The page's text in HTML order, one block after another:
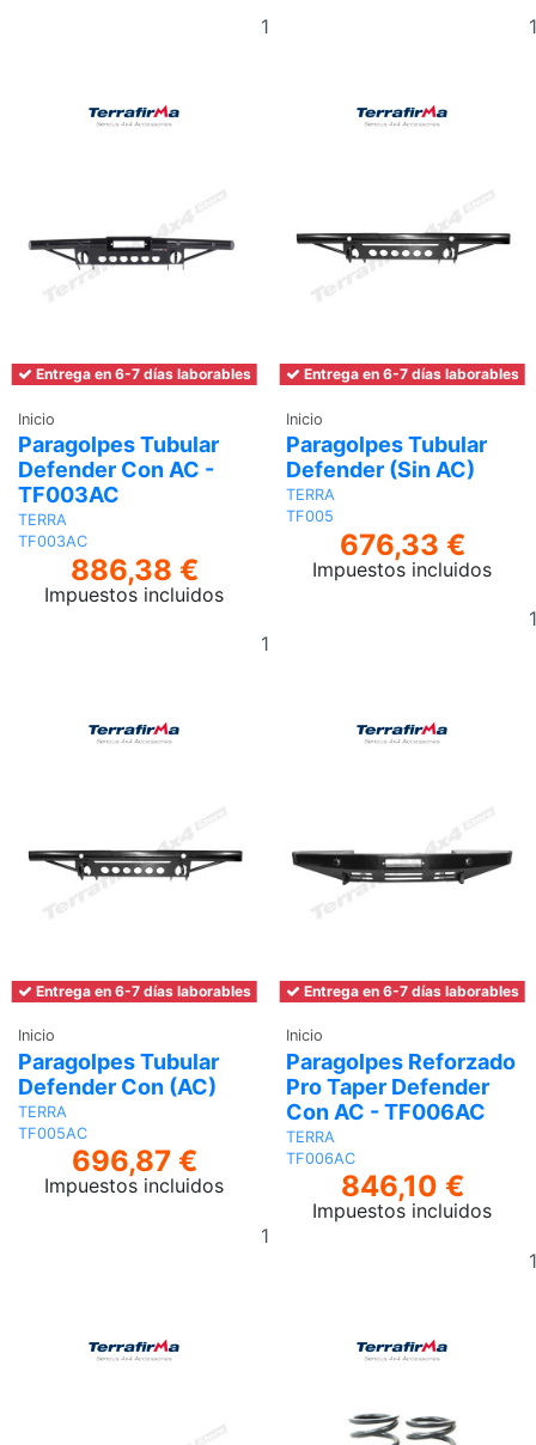
Entrega en 6-7 días laborables
Inicio
Paragolpes Tubular
Defender Con AC -
TF003AC
TERRA
TF003AC
886,38 €
Impuestos incluidos
Entrega en 6-7 días laborables
Inicio
Paragolpes Tubular
Defender (Sin AC)
TERRA
TF005
676,33 €
Impuestos incluidos
Entrega en 6-7 días laborables
Inicio
Paragolpes Tubular
Defender Con (AC)
TERRA
TF005AC
696,87 €
Impuestos incluidos
Añadir
Entrega en 6-7 días laborables
Inicio
Paragolpes Reforzado
Pro Taper Defender
Con AC - TF006AC
TERRA
TF006AC
846,10 €
Impuestos incluidos